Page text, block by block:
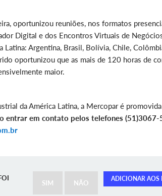
oportunizou reuniões, nos formatos
Digital e dos Encontros Virtuais de
Argentina, Brasil, Bolívia, Chile,
oportunizou que as mais de 120 horas de
maior.
da América Latina, a Mercopar é
entrar em contato pelos telefones
ADICIONAR AOS
SIM NÃO